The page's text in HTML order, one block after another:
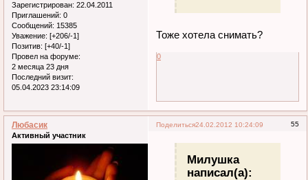
Зарегистрирован: 22.04.2011
Приглашений: 0
Сообщений: 15385
Уважение: [+206/-1]
Позитив: [+40/-1]
Провел на форуме:
2 месяца 23 дня
Последний визит:
05.04.2023 23:14:09
Тоже хотела снимать?
0
Поделиться 55
24.02.2012 10:24:09
Любасик
Активный участник
Милушка
написал(а):